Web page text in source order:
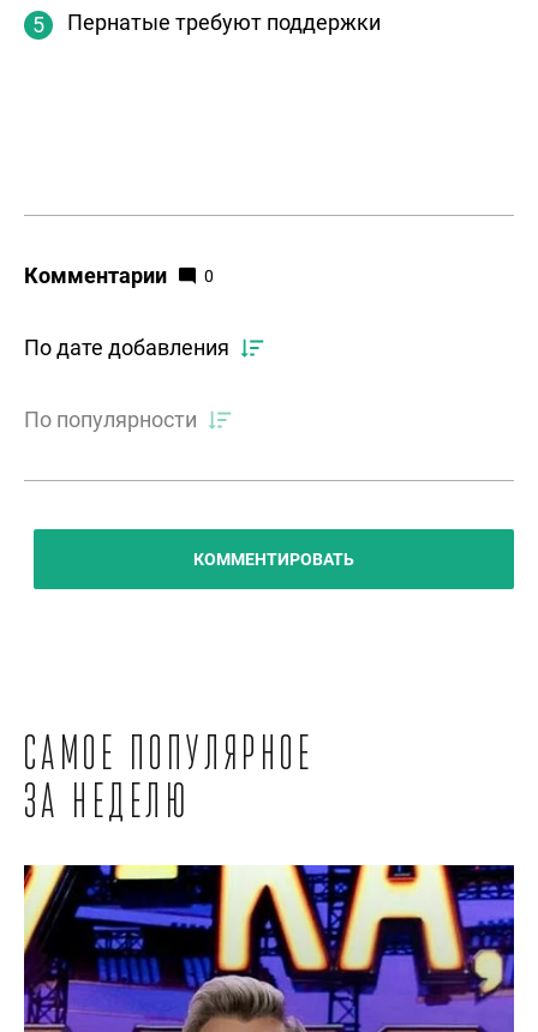
Пернатые требуют поддержки
Комментарии 0
По дате добавления
По популярности
КОММЕНТИРОВАТЬ
Самое популярное
за неделю